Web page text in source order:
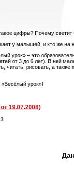
цифры? Почему
у малышей, и кто же на
урок» – это
от 3 до 6 лет). В ней
читать, рисовать, а
урок»!
19.07.2008)